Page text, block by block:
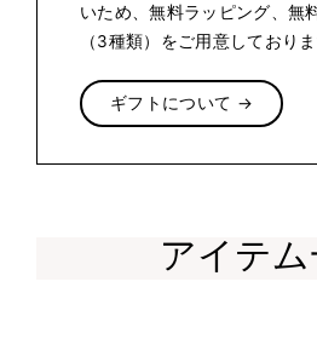
いため、無料ラッピング、無
（3種類）をご用意しておりま
ギフトについて →
アイテム